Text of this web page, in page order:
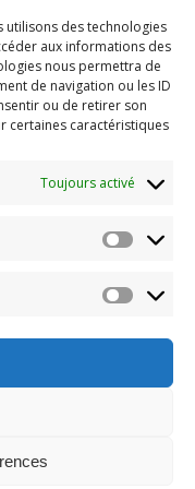
utilisons des technologies
aux informations des
nous permettra de
de navigation ou les ID
ou de retirer son
certaines caractéristiques
Toujours activé
Boucherville.